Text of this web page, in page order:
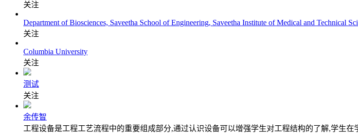
关注
Department of Biosciences, Saveetha School of Engineering, Saveetha Institute of Medical and Technical
关注
Columbia University
关注
测试
关注
余传智
工程设备是工程工艺流程中的重要组成部分,通过认识设备可以增强学生对工程结构的了解,学生